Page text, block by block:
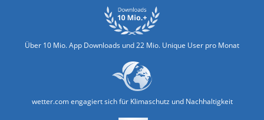
Über 10 Mio. App Downloads und 22 Mio. Unique User pro Monat
wetter.com engagiert sich für Klimaschutz und Nachhaltigkeit